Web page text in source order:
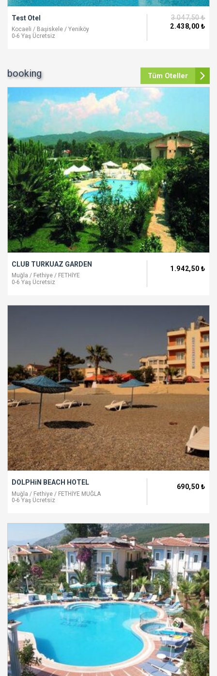
Test Otel
Kocaeli / Başiskele / Yeniköy
0-6 Yaş Ücretsiz
3.047,50₺
2.438,00 ₺
booking Tüm Oteller
CLUB TURKUAZ GARDEN
Muğla / Fethiye / FETHİYE
0-6 Yaş Ücretsiz
1.942,50 ₺
DOLPHiN BEACH HOTEL
Muğla / Fethiye / FETHİYE MUĞLA
0-6 Yaş Ücretsiz
690,50 ₺